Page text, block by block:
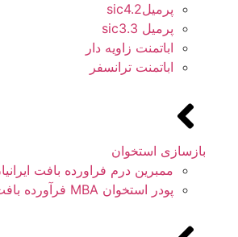
پرمیلsic4.2
پرمیل sic3.3
اباتمنت زاویه دار
اباتمنت ترانسفر
بازسازی استخوان
ممبرین درم فراورده بافت
پودر استخوان MBA فرآورده بافت ایرانیان